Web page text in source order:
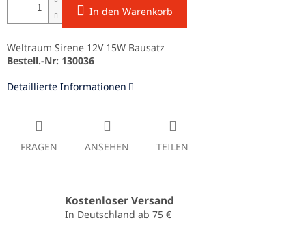
In den Warenkorb
Weltraum Sirene 12V 15W Bausatz
Bestell.-Nr: 130036
Detaillierte Informationen
FRAGEN ANSEHEN TEILEN
Kostenloser Versand
In Deutschland ab 75 €